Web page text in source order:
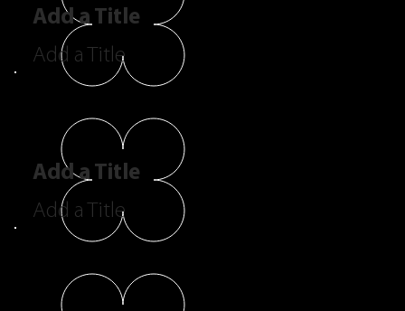
Add a Title
Add a Title
Add a Title
Add a Title